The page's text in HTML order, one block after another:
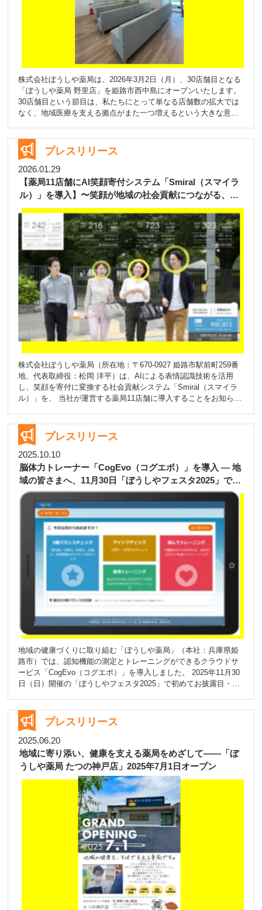
と笑顔が広がる空間づくりにつながることを期待しています。 今
後も当社は、テクノロジーと人のぬくもりを融合させながら、地
域の皆さまに寄り添った薬局づくりに取り組んでまいります。
株式会社ぼうしや薬局は、2026年3月2日（月）、30店舗目となる
「ぼうしや薬局 野里店」を姫路市西中島にオープンいたします。
30店舗目という節目は、私たちにとって単なる店舗数の拡大では
なく、地域医療を支える拠点がまた一つ増えるという大きな意味
里店でも形にしてまいります。 本店舗は、 移転新規オープンさ
れるのざと眼科さまのお隣に 開局いたします。 野里駅および西中
島バス停から徒歩圏内という利便性の高い立地に加え、40台以上
の駐車スペースを完備しており、お車でも安心してご来局いただ
ける環境を整えております。 全国の医療機関の処方箋を受け付け
るとともに、「薬を渡すだけの場所」ではなく、健康や暮らしに
ついて気軽に相談できる身近な存在でありたいと考えています。
日々の体調管理やお薬の飲み合わせ、不安や疑問など、どんなこ
とでもお声がけください。 ぼうしや薬局はこれからも、地域の皆
さまの毎日に寄り添い、「安心」と「やさしさ」を届け続けてま
いります。 今後とも、どうぞよろしくお願い申し上げます。
【店舗概要】 店舗名：ぼうしや薬局 野里店 開局日：2026年3月2
日（月） 所在地：〒670-0805 兵庫県姫路市西中島388番地1 電
話：079-225-7533 FAX：079-225-7577
プレスリリース
2026.01.29
【薬局11店舗にAI笑顔寄付システム「Smiral（スマイラ
ル）」を導入】〜笑顔が地域の社会貢献につながる、新
しいWell-being創出の取り組み〜
株式会社ぼうしや薬局（所在地：〒670-0927 姫路市駅前町259番
地、代表取締役：松岡 洋平）は、AIによる表情認識技術を活用
し、笑顔を寄付に変換する社会貢献システム「Smiral（スマイラ
ル）」を、 当社が運営する薬局11店舗に導入することをお知らせ
た新しい形の社会貢献を目指すものです。 ■「Smiral（スマイラ
ル）」とは (写真参考：株式会社 One Smile Techホームページよ
り) 「Smiral（スマイラル）」は、AIが笑顔の数・滞在時間・発生
場所をリアルタイムで計測し（※個人情報は取得せず）、地域や
施設の“笑顔率”を可視化するシステムです。 さらに、1つの笑顔＝
1円として寄付原資を生み出し、教育・福祉・防災・環境など多様
な領域へと還元します。 主な特徴 データ収集：笑顔の数・時間・
場所をリアルタイム計測 可視化：笑顔率を用いて地域・イベン
ト・施設のWell-beingを見える化 社会貢献：笑顔を寄付に変換
し、地域社会へ循環 すでにスポーツイベント・商業施設・教育現
場・介護施設など多様な場所で活用が進んでおり、笑顔を「資
源」として社会へ還元する新しい参加の形として注目されていま
身近で安心できる相談の場として長年親しまれてきました。 この
たびのSmiral導入により、 ・来局された方々とのコミュニケーシ
ョンが自然と生まれる ・来局された方の笑顔がそのまま社会貢献
った新たな価値を提供できると考えております。 “ 薬局に訪れた
方が少しでも笑顔になり、その笑顔が誰かのためになる。そんな
今後は、笑顔データを通じた店舗ごとのコミュニケーション活性
化の支援や、地域連携イベントでの活用を検討し、薬局を中心と
したWell-being創出の取り組みをさらに拡大していく予定です。
プレスリリース
2025.10.10
脳体力トレーナー「CogEvo（コグエボ）」を導入 ― 地
域の皆さまへ、11月30日「ぼうしやフェスタ2025」で初
体験の機会を ―
地域の健康づくりに取り組む「ぼうしや薬局」（本社：兵庫県姫
路市）では、認知機能の測定とトレーニングができるクラウドサ
ービス「CogEvo（コグエボ）」を導入しました。 2025年11月30
日（日）開催の「ぼうしやフェスタ2025」で初めてお披露目・体
できる仕組みづくりが求められています。 ぼうしや薬局では、日
常生活の中で楽しく認知機能の状態を把握し、予防意識を高める
ことを目的に、脳体力トレーナー「CogEvo」を導入しました。
デジタルを活用し、薬局が地域の皆さまの“脳の健康維持”をサポー
トする新しい取り組みです。 ⸻ ■ 「CogEvo（コグエボ）」
とは 「CogEvo（コグエボ）」は、脳の“体力”＝脳体力に注目した
デジタル認知機能トレーニングツールです。 ゲーム感覚で楽しみ
ながら、記憶力・注意力・判断力などを総合的に測定し、継続的
に変化を確認できます。 • 認知機能のチェックとトレーニングを
など全国1,500以上の導入実績 • 医療機器ではなく、日常の健康管
理ツールとして利用可 （公式サイト：https://cog-evo.com/）
2025年11月30日（日） • 会場：アクリエひめじ4階 • 内容： ・
CogEvo体験ブースの設置 ・その場でできる脳体力チェック ・
スタッフによる操作サポート・説明 フェスタでは、来場者の皆さ
まに実際に「CogEvo」を操作していただき、 脳の健康状態を“見
て、感じて、知る”新しい体験をお届けします。 そのほかにも多数
プレスリリース
2025.06.20
地域に寄り添い、健康を支える薬局をめざして――「ぼ
うしや薬局 たつの神戸店」2025年7月1日オープン